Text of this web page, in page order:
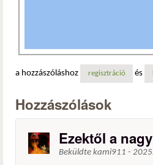
a hozzászóláshoz regisztráció és
Hozzászólások
Ezektől a
Beküldte kami911 -